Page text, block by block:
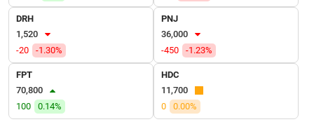
DRH
1,520
-20
-1.30%
PNJ
36,000
-450
-1.23%
FPT
70,800
100
0.14%
HDC
11,700
0
0.00%
BẤT
ĐỘNG
SẢN
Mã
chứng
khoán
(-)